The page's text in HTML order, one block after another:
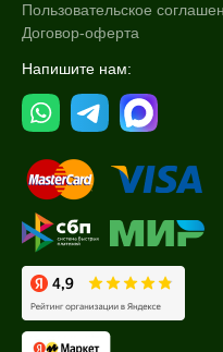
Пользовательское
Договор-оферта
Напишите нам: